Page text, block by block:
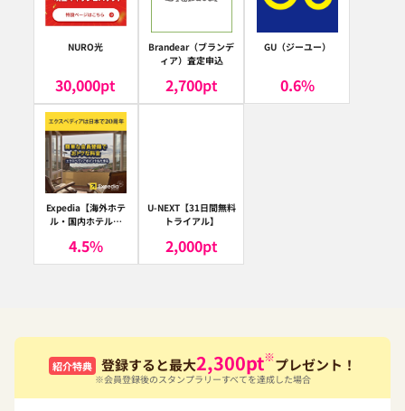
NURO光
30,000pt
Brandear（ブランデ
ィア）査定申込
2,700pt
GU（ジーユー）
0.6%
Expedia【海外ホテ
ル・国内ホテル予
ア）
4.5%
U-NEXT【31日間無料
トライアル】
2,000pt
紹介特典 登録すると最大2,300pt※プレゼント！
※会員登録後のスタンプラリーすべてを達成した場合